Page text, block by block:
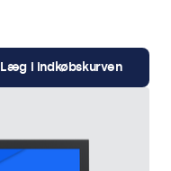
Læg i indkøbskurven